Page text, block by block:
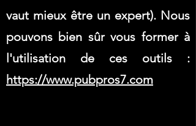
vaut mieux être un expert). Nous
pouvons bien sûr vous former à
l'utilisation de ces outils :
https://www.pubpros7.com